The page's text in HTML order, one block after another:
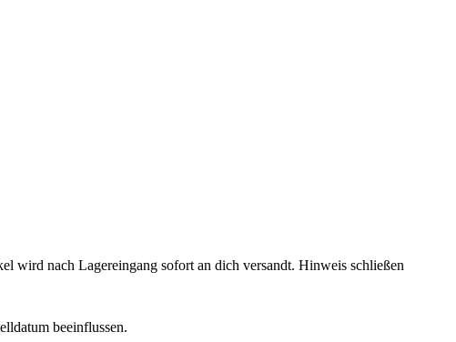
wird nach Lagereingang sofort an dich versandt. Hinweis schließen
beeinflussen.